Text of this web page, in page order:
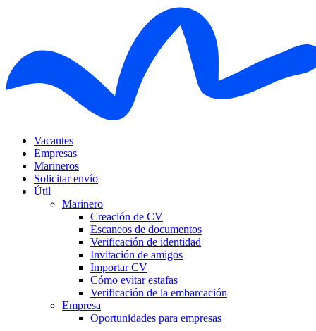
Vacantes
Empresas
Marineros
Solicitar envío
Útil
Marinero
Creación de CV
Escaneos de documentos
Verificación de identidad
Invitación de amigos
Importar CV
Cómo evitar estafas
Verificación de la embarcación
Empresa
Oportunidades para empresas